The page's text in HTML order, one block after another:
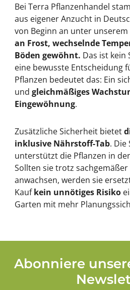
Bei Terra Pflanzenhandel
aus eigener Anzucht in
von Beginn an unter
an Frost, wechselnde
Böden gewöhnt. Das ist kein
eine bewusste Entscheidung
Pflanzen bedeutet das: Ein
und gleichmäßiges
Eingewöhnung.
Zusätzliche Sicherheit bietet
inklusive Nährstoff-Tab. Die
unterstützt die Pflanzen in
Sollten sie trotz
anwachsen, werden sie
Kaufkein unnötiges Risiko
Garten mit mehr
Abonniere